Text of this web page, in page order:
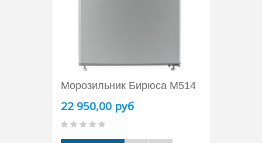
Морозильник Бирюса M514
22 950,00 руб